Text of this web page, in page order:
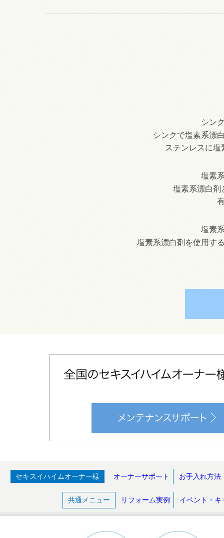
シン
シンクで塩素系漂
ステンレスに
塩素
塩素系漂白剤
塩素
塩素系漂白剤を使用す
セキスイハイムオーナー様 オーナーサポート お手入れ方法
共通メニュー リフォーム実例 イベント・キ